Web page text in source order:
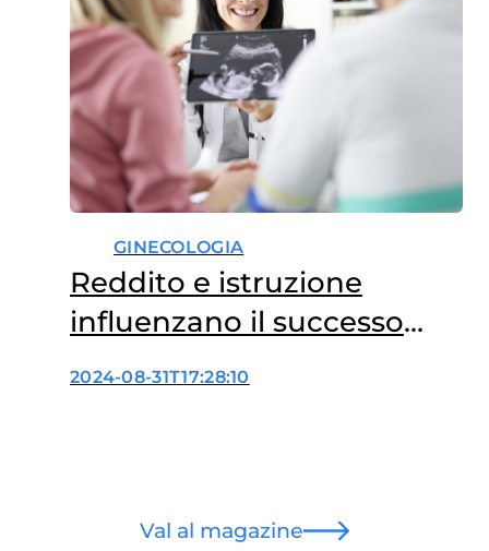
GINECOLOGIA
Reddito e istruzione
influenzano il successo
delle tecniche di PMA
2024-08-31T17:28:10
Val al magazine